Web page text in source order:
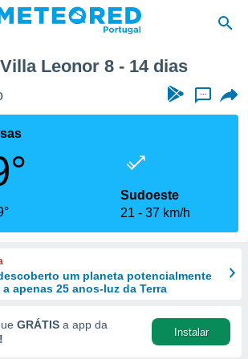
Leonor 8 - 14 dias
...
Sudoeste
21
37 km/h
um planeta potencialmente
apenas 25 anos-luz da Terra
GRÁTIS a app da
Instalar